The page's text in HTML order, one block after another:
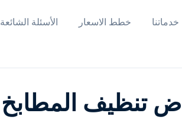
خدماتنا خطط الاسعار الأسئلة الشائعة
تنظيف المطابخ